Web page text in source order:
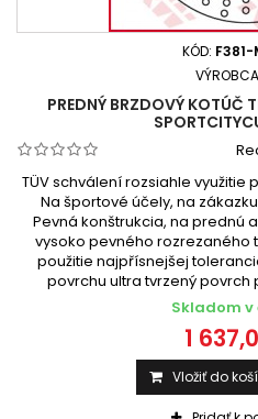
KÓD:
PREDNÝ BRZDOVÝ KOTÚČ
TÜV schválení rozsiahle využitie
Na športové účely, na
Pevná konštrukcia, na prednú
vysoko pevného rozrezaného
použitie najpřísnejšej
povrchu ultra tvrzený povrch
Skladom v
1
Vložiť do